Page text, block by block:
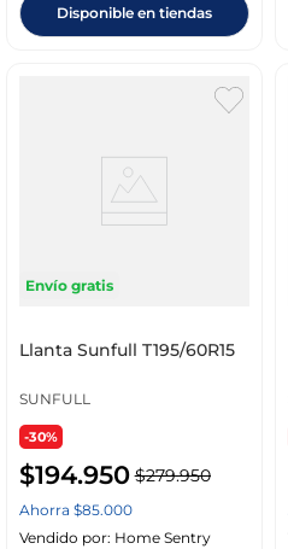
Disponible en tiendas
Envío gratis
Llanta Sunfull T195/60R15
SUNFULL
-30%
$194.950 $279.950
Ahorra $85.000
Vendido por: Home Sentry